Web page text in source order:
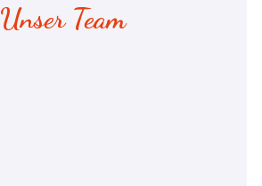
Unser Team